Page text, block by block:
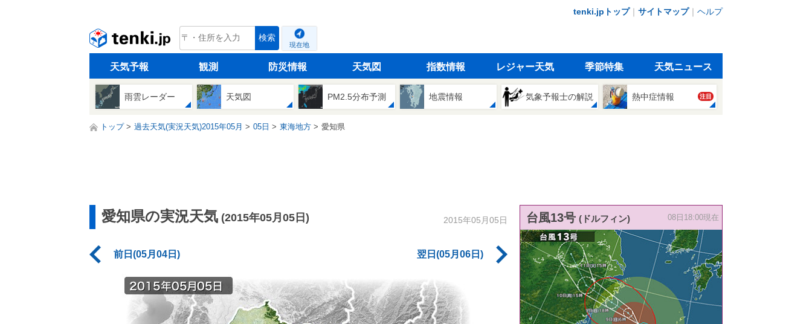
tenki.jpトップ｜ サイトマップ｜ ヘルプ
tenki.jp 検索
現在地
天気予報 観測 防災情報 天気図 指数情報 レジャー天気 季節特集 天気ニュース
雨雲レーダー 天気図 PM2.5分布予測 地震情報 気象予報士の解説 熱中症情報 注目
トップ 過去天気(実況天気)2015年05月 05日 東海地方 愛知県
愛知県の実況天気 (2015年05月05日) 2015年05月05日
前日(05月04日) 翌日(05月06日)
台風13号 (ドルフィン) 08日18:00現在